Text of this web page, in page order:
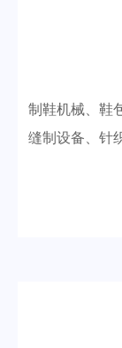
制鞋机械、鞋
缝制设备、针